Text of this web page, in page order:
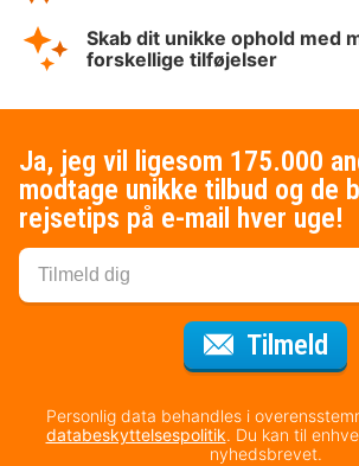
Skab dit unikke ophold med
forskellige tilføjelser
Ja, jeg vil ligesom 175.000
modtage unikke tilbud og de
rejsetips på e-mail hver uge!
Tilmeld
Personlig data behandles i
databeskyttelsespolitik. Du kan til
nyhedsbrevet.